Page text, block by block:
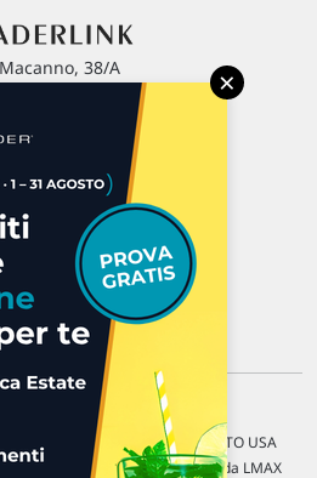
38/A
02 452 460 401
Chi siamo
e segnalazioni
Contattaci
Italia s.r.l.
differite di 15 min. / MERCATO USA
/ FOREX Quotazioni fornite da LMAX
×